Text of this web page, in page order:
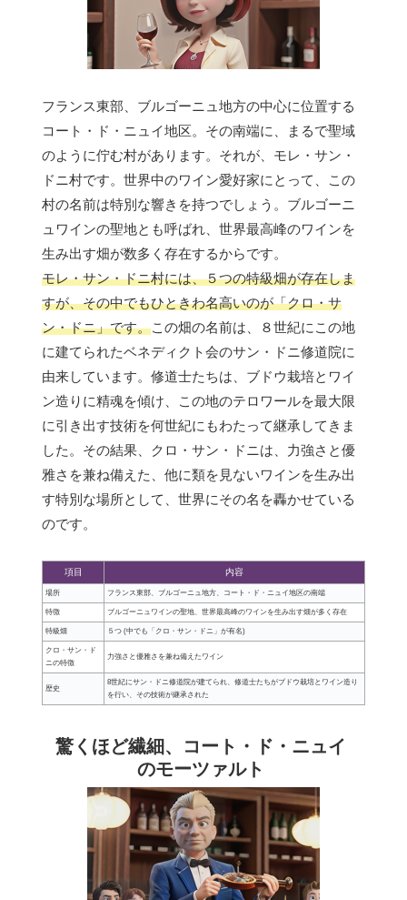
フランス東部、ブルゴーニュ地方の中心に位置する
コート・ド・ニュイ地区。その南端に、まるで聖域
のように佇む村があります。それが、モレ・サン・
ドニ村です。世界中のワイン愛好家にとって、この
村の名前は特別な響きを持つでしょう。ブルゴーニ
ュワインの聖地とも呼ばれ、世界最高峰のワインを
生み出す畑が数多く存在するからです。
モレ・サン・ドニ村には、５つの特級畑が存在しま
すが、その中でもひときわ名高いのが「クロ・サ
ン・ドニ」です。この畑の名前は、８世紀にこの地
に建てられたベネディクト会のサン・ドニ修道院に
由来しています。修道士たちは、ブドウ栽培とワイ
ン造りに精魂を傾け、この地のテロワールを最大限
に引き出す技術を何世紀にもわたって継承してきま
した。その結果、クロ・サン・ドニは、力強さと優
雅さを兼ね備えた、他に類を見ないワインを生み出
す特別な場所として、世界にその名を轟かせている
のです。
項目 内容
場所 フランス東部、ブルゴーニュ地方、コート・ド・ニュイ地区の南端
特徴 ブルゴーニュワインの聖地、世界最高峰のワインを生み出す畑が多く存在
特級畑 ５つ (中でも「クロ・サン・ドニ」が有名)
クロ・サン・ド
ニの特徴
力強さと優雅さを兼ね備えたワイン
歴史
8世紀にサン・ドニ修道院が建てられ、修道士たちがブドウ栽培とワイン造り
を行い、その技術が継承された
驚くほど繊細、コート・ド・ニュイ
のモーツァルト